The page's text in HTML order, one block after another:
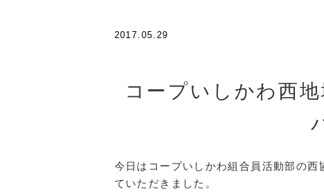
2017.05.29
コープいしかわ西
今日はコープいしかわ組合員活動部の
ていただきました。